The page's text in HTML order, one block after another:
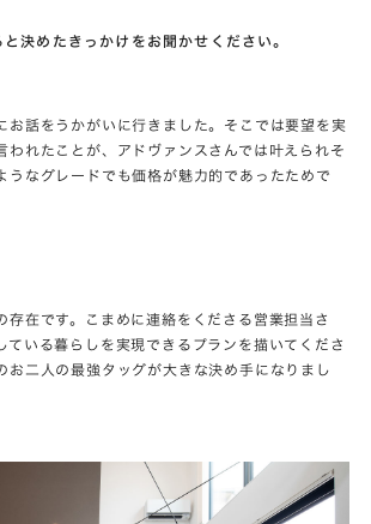
決めたきっかけをお聞かせください。
お話をうかがいに行きました。そこでは要望を実
われたことが、アドヴァンスさんでは叶えられそ
うなグレードでも価格が魅力的であったためで
存在です。こまめに連絡をくださる営業担当さ
ている暮らしを実現できるプランを描いてくださ
お二人の最強タッグが大きな決め手になりまし